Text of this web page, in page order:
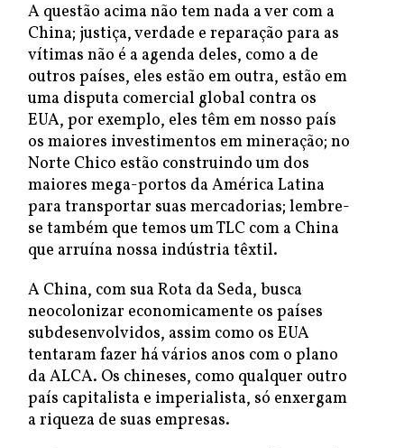
A questão acima não tem nada a ver com a
China; justiça, verdade e reparação para as
vítimas não é a agenda deles, como a de
outros países, eles estão em outra, estão em
uma disputa comercial global contra os
EUA, por exemplo, eles têm em nosso país
os maiores investimentos em mineração; no
Norte Chico estão construindo um dos
maiores mega-portos da América Latina
para transportar suas mercadorias; lembre-
se também que temos um TLC com a China
que arruína nossa indústria têxtil.
A China, com sua Rota da Seda, busca
neocolonizar economicamente os países
subdesenvolvidos, assim como os EUA
tentaram fazer há vários anos com o plano
da ALCA. Os chineses, como qualquer outro
país capitalista e imperialista, só enxergam
a riqueza de suas empresas.